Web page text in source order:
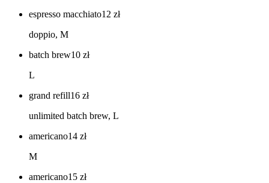
espresso macchiato12 zł
doppio, M
batch brew10 zł
L
grand refill16 zł
unlimited batch brew, L
americano14 zł
M
americano15 zł